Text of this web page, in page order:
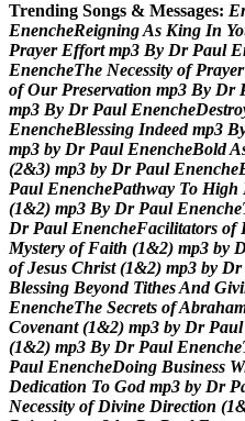
Trending Songs & Messages: E
EnencheReigningAs King In Yo
Prayer Effort mp3 By Dr Paul E
EnencheThe Necessity of Prayer
of Our Preservation mp3 By Dr
mp3 By Dr Paul EnencheDestro
EnencheBlessing Indeed mp3 B
mp3 by Dr Paul EnencheBoldA
(2&3) mp3 by Dr Paul Enenche
Paul EnenchePathway To High
(1&2) mp3 By Dr Paul Enenche
Dr Paul EnencheFacilitators of
Mystery of Faith (1&2) mp3 by
of Jesus Christ (1&2) mp3 by Dr
Blessing Beyond TithesAnd Givi
EnencheThe Secrets ofAbraha
Covenant (1&2) mp3 by Dr Paul
(1&2) mp3 By Dr Paul Enenche
Paul EnencheDoing Business W
Dedication To God mp3 by Dr P
Necessity of Divine Direction (1